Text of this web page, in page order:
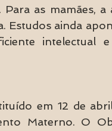
as mamães,
Estudos ainda
intelectual
em 12 de
Materno. O